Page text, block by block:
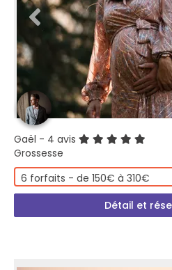
Gaël - 4 avis
Grossesse
6 forfaits - de 150€ à 310€
Détail et